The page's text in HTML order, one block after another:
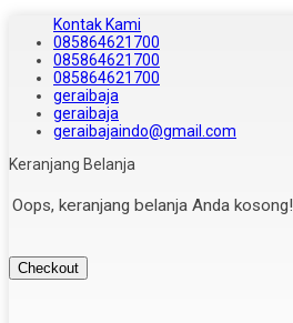
Kontak Kami
085864621700
085864621700
085864621700
geraibaja
geraibaja
geraibajaindo@gmail.com
Keranjang Belanja
Oops, keranjang belanja Anda kosong!
Checkout